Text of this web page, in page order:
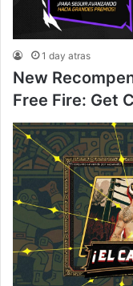
1 day atras
New
Free Fire: Get